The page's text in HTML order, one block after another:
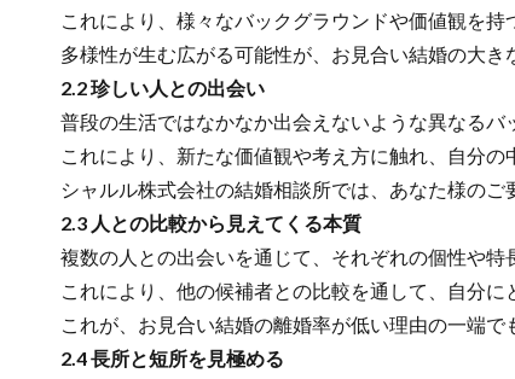
これにより、様々なバックグラウンドや価値観を持
多様性が生む広がる可能性が、お見合い結婚の大き
2.2 珍しい人との出会い
普段の生活ではなかなか出会えないような異なるバ
これにより、新たな価値観や考え方に触れ、自分の
シャルル株式会社の結婚相談所では、あなた様のご
2.3 人との比較から見えてくる本質
複数の人との出会いを通じて、それぞれの個性や特
これにより、他の候補者との比較を通して、自分に
これが、お見合い結婚の離婚率が低い理由の一端で
2.4 長所と短所を見極める